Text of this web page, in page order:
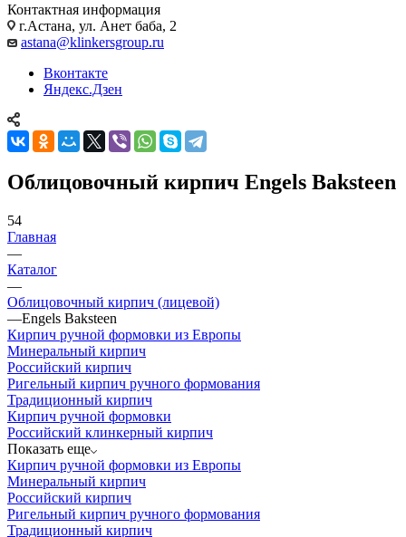
Контактная информация
г.Астана, ул. Анет баба, 2
astana@klinkersgroup.ru
Вконтакте
Яндекс.Дзен
Облицовочный кирпич Engels Baksteen
54
Главная
—
Каталог
—
Облицовочный кирпич (лицевой)
—Engels Baksteen
Кирпич ручной формовки из Европы
Минеральный кирпич
Российский кирпич
Ригельный кирпич ручного формования
Традиционный кирпич
Кирпич ручной формовки
Российский клинкерный кирпич
Показать еще
Кирпич ручной формовки из Европы
Минеральный кирпич
Российский кирпич
Ригельный кирпич ручного формования
Традиционный кирпич